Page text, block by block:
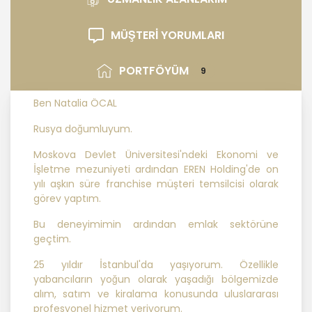
uluslararası ve ulusal mevzuata
uygun olarak kişisel verilerin
işlenmesinde aşağıda sıralanan
ilkelere uygun hareket etmektedir.
Kişisel Veri İşleme Faaliyetlerinde
MASTERTURK FRANCHİSİNG
GAYRİMENKUL SATIŞ VE PAZARLAMA
faaliyetleri kapsamında hukuka ve
dürüstlük kurallarına uygun hareket
etmekle yükümlüdür. Bu kapsamda,
orantılılık gereklilikleri dikkate
alınacakve kişisel verileri işleme
amacı dışında kullanmayacaktır.
MÜŞTERİ YORUMLARI
PORTFÖYÜM 9
Ben Natalia ÖCAL
Rusya doğumluyum.
Moskova Devlet Üniversitesi'ndeki Ekonomi ve
İşletme mezuniyeti ardından EREN Holding'de on
yılı aşkın süre franchise müşteri temsilcisi olarak
görev yaptım.
Bu deneyimimin ardından emlak sektörüne
geçtim.
25 yıldır İstanbul'da yaşıyorum. Özellikle
yabancıların yoğun olarak yaşadığı bölgemizde
alım, satım ve kiralama konusunda uluslararası
profesyonel hizmet veriyorum.